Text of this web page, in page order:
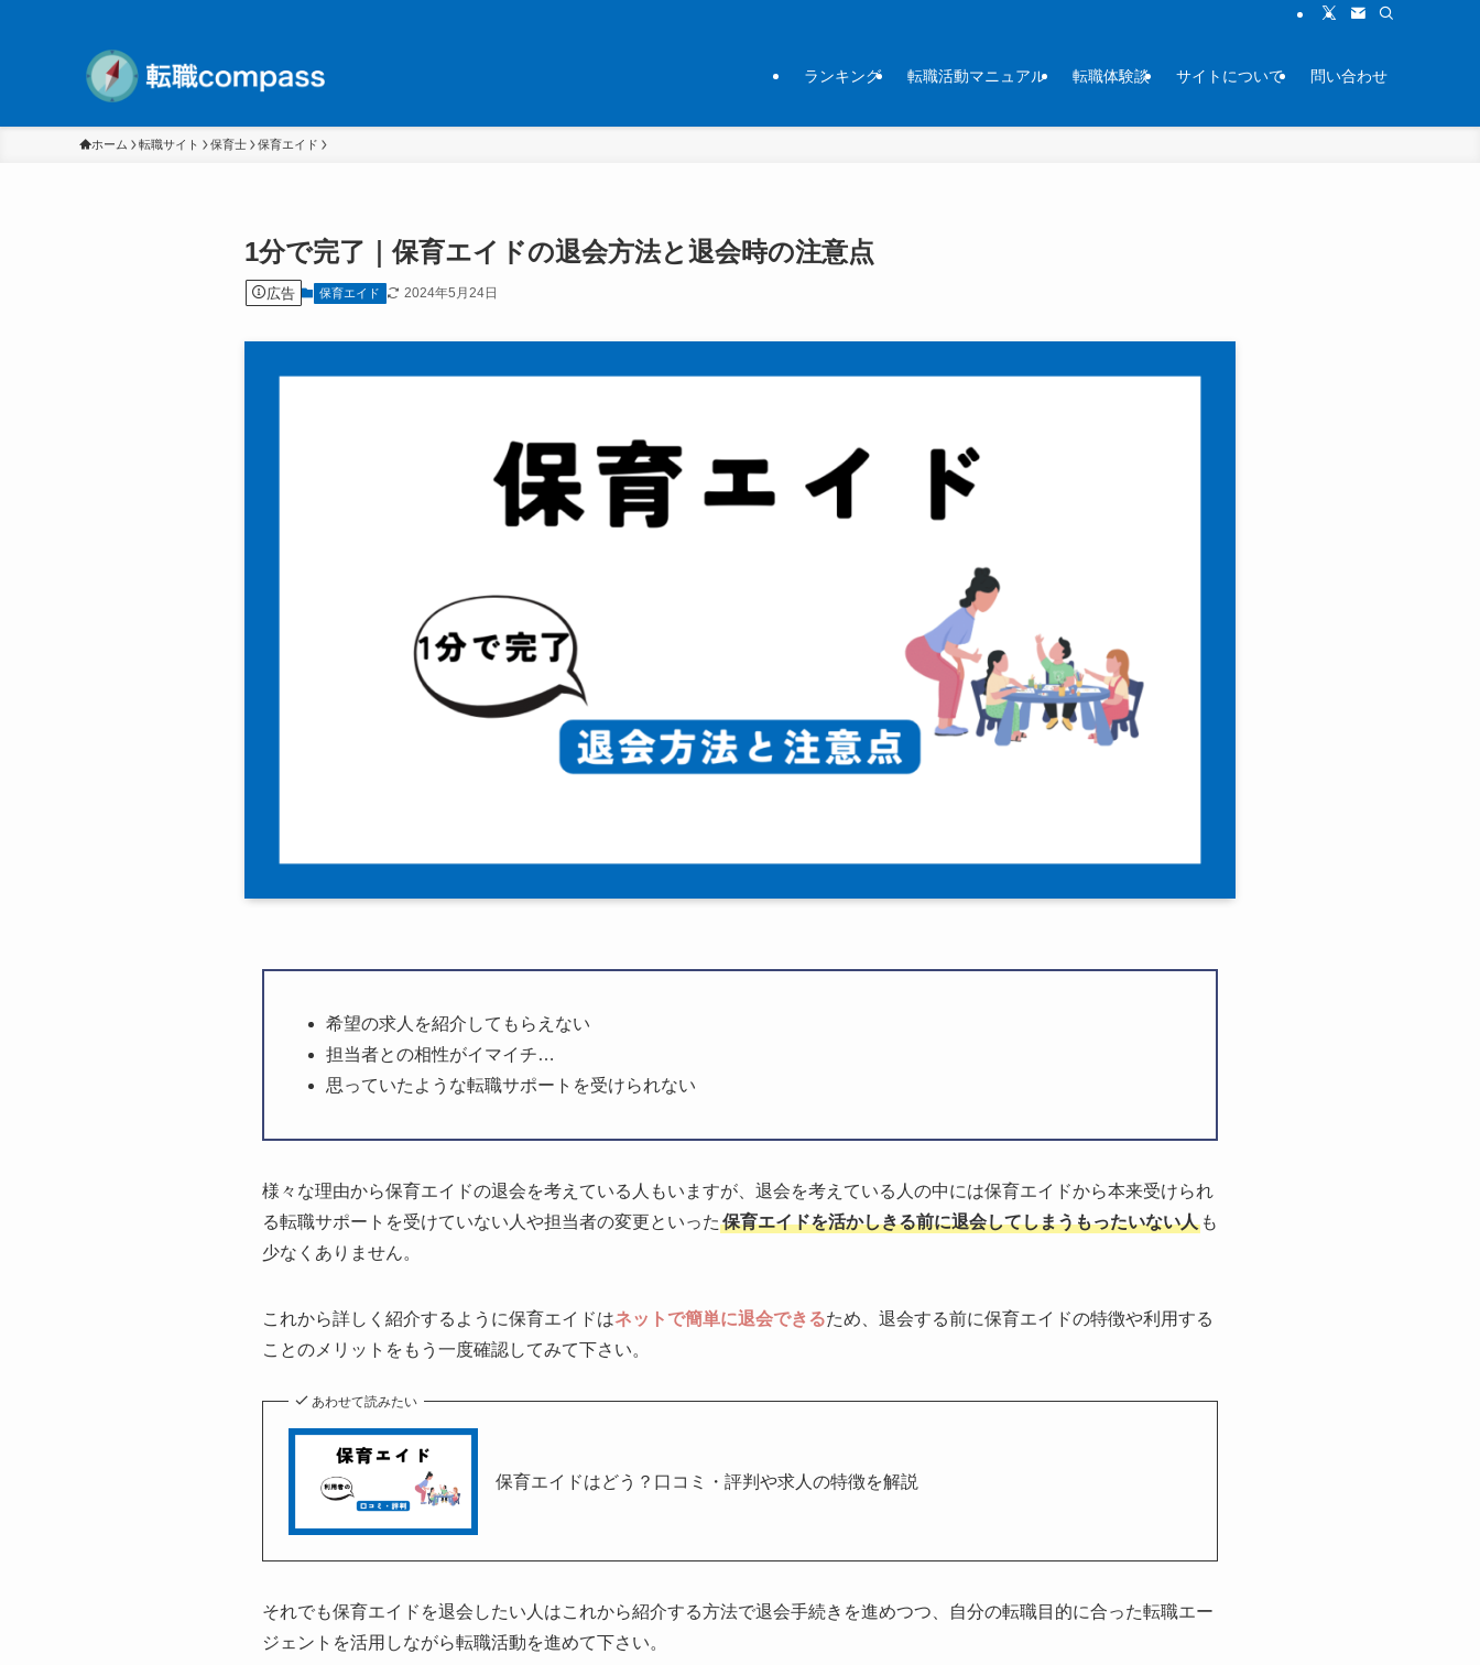
ランキング 転職活動マニュアル 転職体験談 サイトについて 問い合わせ
ホーム 転職サイト 保育士 保育エイド
1分で完了｜保育エイドの退会方法と退会時の注意点
広告 保育エイド 2024年5月24日
希望の求人を紹介してもらえない
担当者との相性がイマイチ…
思っていたような転職サポートを受けられない
様々な理由から保育エイドの退会を考えている人もいますが、退会を考えている人の中には保育エイドから本来受けられ
る転職サポートを受けていない人や担当者の変更といった 保育エイドを活かしきる前に退会してしまうもったいない人 も
少なくありません。
これから詳しく紹介するように保育エイドはネットで簡単に退会できるため、退会する前に保育エイドの特徴や利用する
ことのメリットをもう一度確認してみて下さい。
あわせて読みたい
保育エイドはどう？口コミ・評判や求人の特徴を解説
それでも保育エイドを退会したい人はこれから紹介する方法で退会手続きを進めつつ、自分の転職目的に合った転職エー
ジェントを活用しながら転職活動を進めて下さい。